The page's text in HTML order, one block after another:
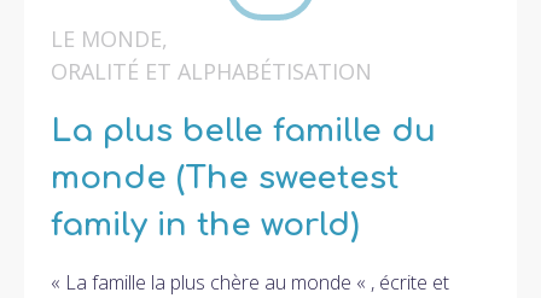
LE MONDE,
ORALITÉ ET ALPHABÉTISATION
La plus belle famille du
monde (The sweetest
family in the world)
« La famille la plus chère au monde « , écrite et